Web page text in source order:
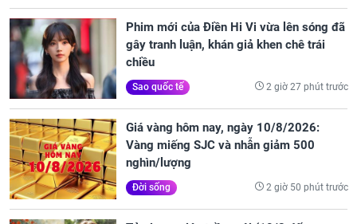
Phim mới của Điền Hi Vi vừa lên sóng đã
gây tranh luận, khán giả khen chê trái
chiều
Sao quốc tế 2 giờ 27 phút trước
Giá vàng hôm nay, ngày 10/8/2026:
Vàng miếng SJC và nhẫn giảm 500
nghìn/lượng
Đời sống 2 giờ 50 phút trước